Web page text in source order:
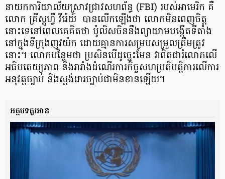
នាយកការិយាល័យស្រាវជ្រាវ​សហព័ន្ធ (FBI) របស់អាមេរិក គឺ
លោក គ្រីស្ដូហ្វឺ វីរ៉េយ៍ ​ បាន​លើកឡើងថា លោក​មិន​ពេញ​ចិត្ត​
នោះ​ទេ​នៅពេល​គេ​​គិតថា ប៉ូលិសចិននឹងព្យាយាមបង្កើតទីតាំង​
នៅក្នុង​ទីក្រុងញូវយ៉ក​ ដោយ​គ្មានការសម្របសម្រួលត្រឹមត្រូវ​
នោះ​។ លោកបន្ថែមថា ប្រសិន​បើ​ដូច្នេះ​មែន​​ វាពិត​ជា​រំលោភលើ
អធិបតេយ្យភាព និងរារាំងដំណើរការកិច្ចសហប្រតិបត្តិការលើការ
អនុវត្តច្បាប់ និងស្តង់ដារច្បាប់​ជា​មិន​ខាន​ឡើយ​​។
អត្ថបទគួរអាន